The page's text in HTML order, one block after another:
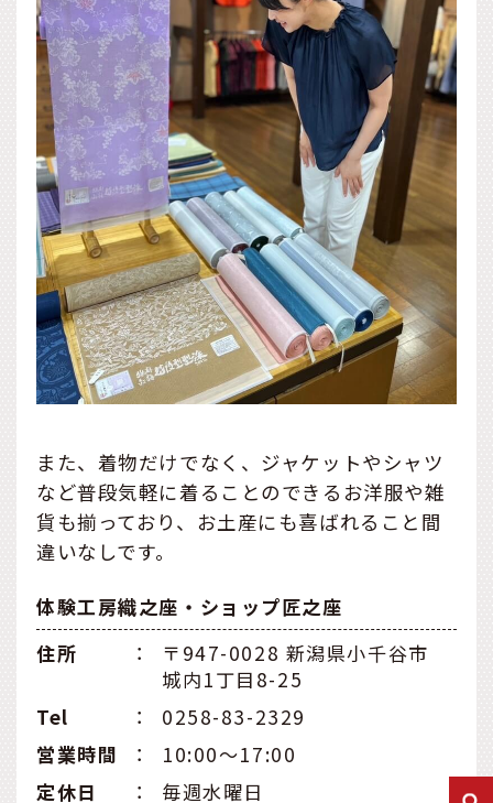
また、着物だけでなく、ジャケットやシャツ
など普段気軽に着ることのできるお洋服や雑
貨も揃っており、お土産にも喜ばれること間
違いなしです。
体験工房織之座・ショップ匠之座
住所
：
〒947-0028 新潟県小千谷市
城内1丁目8-25
Tel
：
0258-83-2329
営業時間
：
10:00～17:00
定休日
： 毎週水曜日